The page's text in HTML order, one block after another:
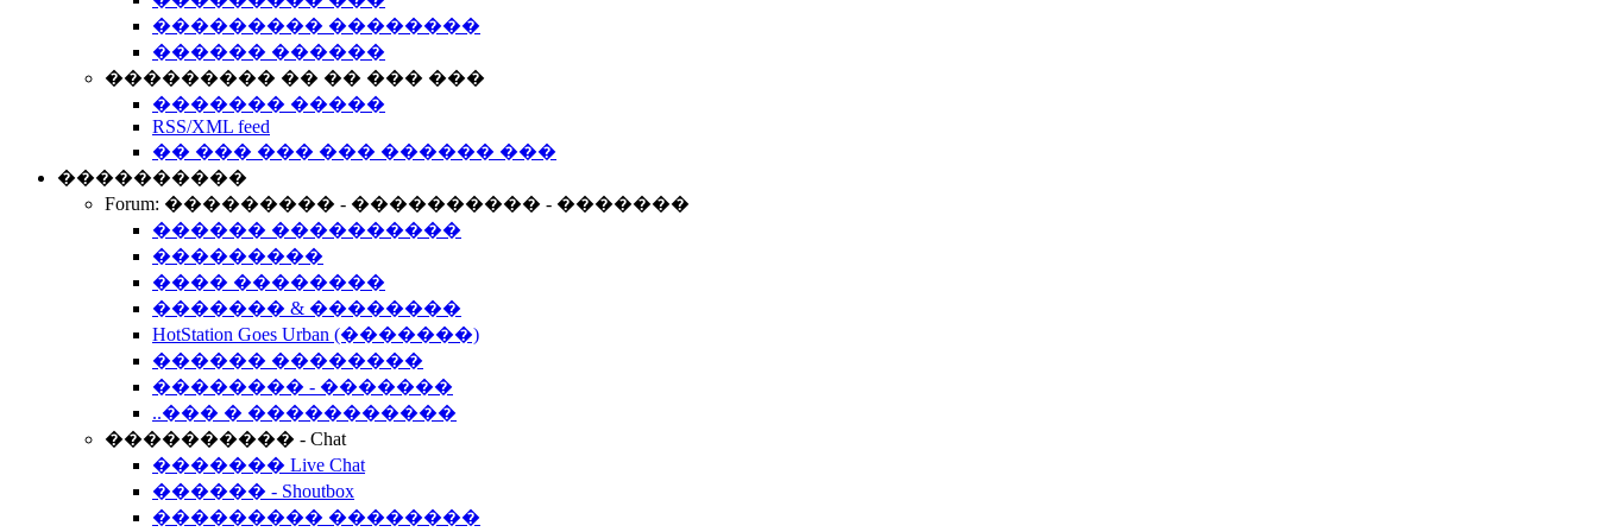
��������� ��������
������ ������
��������� �� �� ��� ���
������� �����
RSS/XML feed
�� ��� ��� ��� ������ ���
����������
Forum: ��������� - ���������� - �������
������ ����������
���������
���� ��������
������� & ��������
HotStation Goes Urban (�������)
������ ��������
�������� - �������
..��� � �����������
���������� - Chat
������� Live Chat
������ - Shoutbox
��������� ��������